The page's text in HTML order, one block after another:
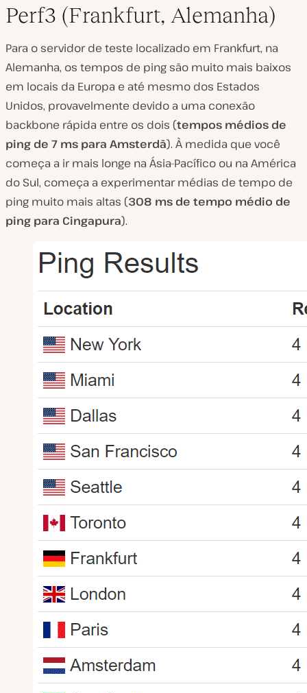
Perf3 (Frankfurt, Alemanha)
Para o servidor de teste localizado em Frankfurt, na
Alemanha, os tempos de ping são muito mais baixos
em locais da Europa e até mesmo dos Estados
Unidos, provavelmente devido a uma conexão
backbone rápida entre os dois (tempos médios de
ping de 7 ms para Amsterdã). À medida que você
começa a ir mais longe na Ásia-Pacífico ou na América
do Sul, começa a experimentar médias de tempo de
ping muito mais altas (308 ms de tempo médio de
ping para Cingapura).